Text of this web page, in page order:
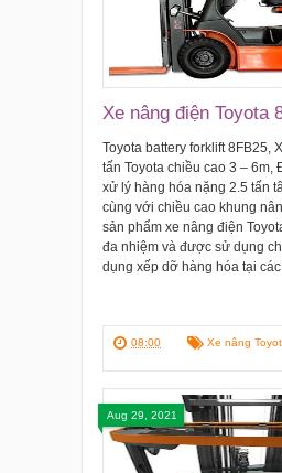
Xe nâng điện Toyota
Toyota battery forklift 8FB25,
tấn Toyota chiều cao 3 – 6m,
xử lý hàng hóa nặng 2.5 tấn
cùng với chiều cao khung
sản phẩm xe nâng điện
đa nhiệm và được sử dụng
dụng xếp dỡ hàng hóa tại
08:00 Xe nâng
Aug 29, 2021